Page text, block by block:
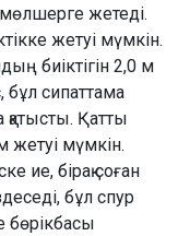
жетеді.
жетуі мүмкін.
биіктігін 2,0 м
бұл сипаттама
қатысты. Қатты
жетуі мүмкін.
ие, бірақ соған
бұл спур
бөрікбасы